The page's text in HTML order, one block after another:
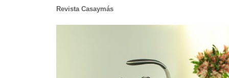
Revista Casaymás